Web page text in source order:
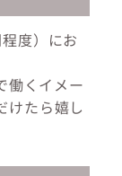
度）にお
働くイメー
けたら嬉し